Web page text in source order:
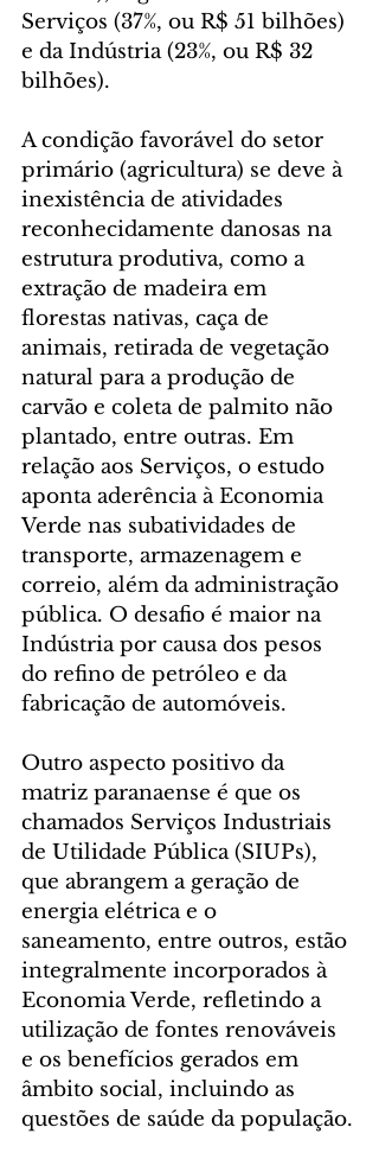
Serviços (37%, ou R$ 51 bilhões)
e da Indústria (23%, ou R$ 32
bilhões).
A condição favorável do setor
primário (agricultura) se deve à
inexistência de atividades
reconhecidamente danosas na
estrutura produtiva, como a
extração de madeira em
florestas nativas, caça de
animais, retirada de vegetação
natural para a produção de
carvão e coleta de palmito não
plantado, entre outras. Em
relação aos Serviços, o estudo
aponta aderência à Economia
Verde nas subatividades de
transporte, armazenagem e
correio, além da administração
pública. O desafio é maior na
Indústria por causa dos pesos
do refino de petróleo e da
fabricação de automóveis.
Outro aspecto positivo da
matriz paranaense é que os
chamados Serviços Industriais
de Utilidade Pública (SIUPs),
que abrangem a geração de
energia elétrica e o
saneamento, entre outros, estão
integralmente incorporados à
Economia Verde, refletindo a
utilização de fontes renováveis
e os benefícios gerados em
âmbito social, incluindo as
questões de saúde da população.